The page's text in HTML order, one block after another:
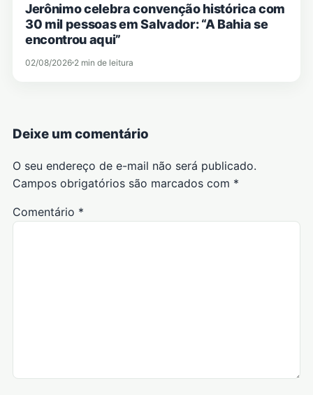
Jerônimo celebra convenção histórica com
30 mil pessoas em Salvador: “A Bahia se
encontrou aqui”
02/08/2026 2 min de leitura
Deixe um comentário
O seu endereço de e-mail não será publicado.
Campos obrigatórios são marcados com *
Comentário *